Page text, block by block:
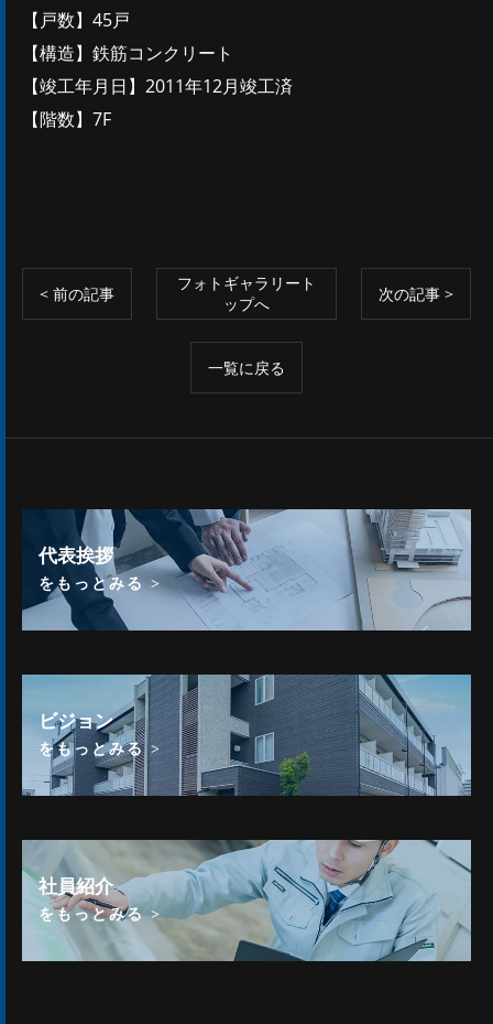
【戸数】45戸
【構造】鉄筋コンクリート
【竣工年月日】2011年12月竣工済
【階数】7F
< 前の記事
フォトギャラリート
ップへ
次の記事 >
一覧に戻る
代表挨拶
をもっとみる >
ビジョン
をもっとみる >
社員紹介
をもっとみる >